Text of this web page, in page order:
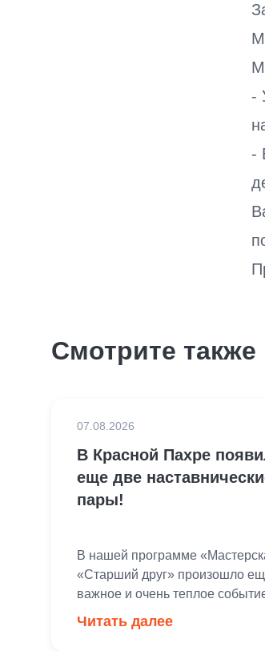
-
-
Смотрите также
В Красной Пахре
еще две
пары!
07.08.2026
В нашей программе
«Старший друг» произошло
важное и очень теплое
старт работы сразу двух новых
Читать далее